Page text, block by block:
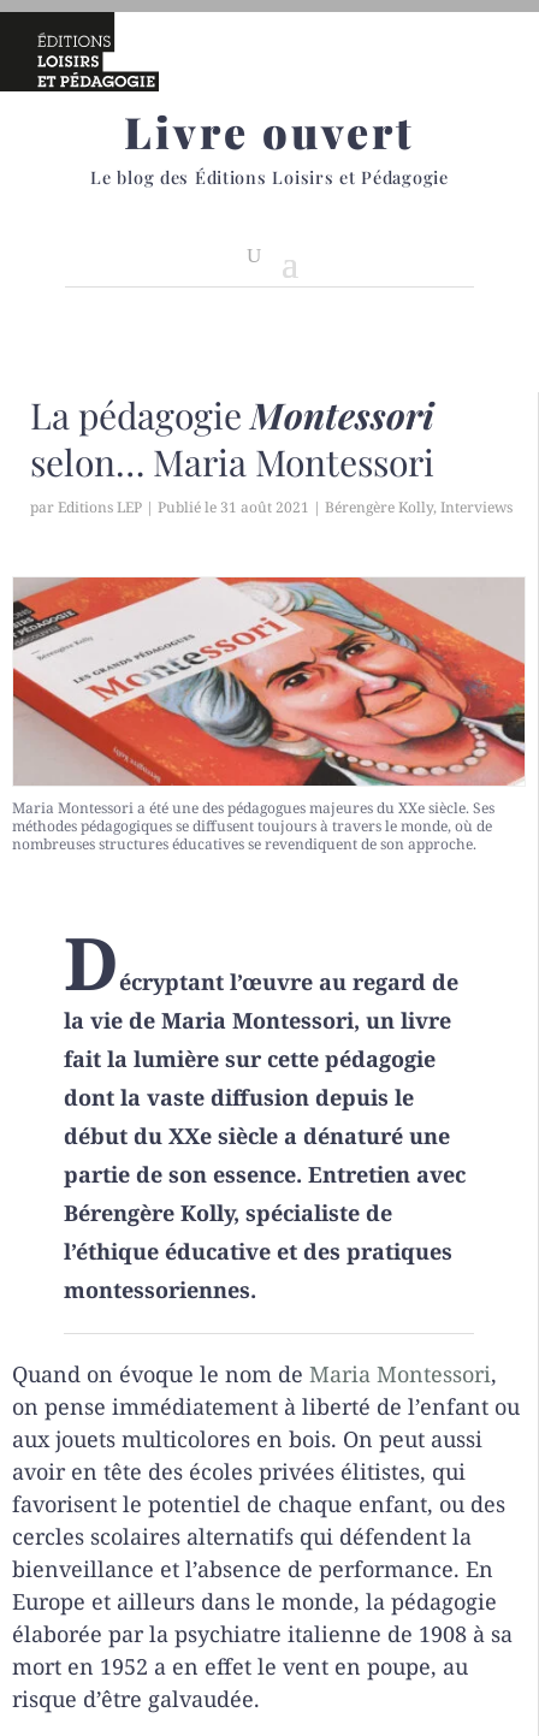
Livre ouvert
Le blog des Éditions Loisirs et Pédagogie
La pédagogieMontessori
selon… Maria Montessori
parEditions LEP | 31 août 2021 | Bérengère Kolly,Interviews
Maria Montessori a été une des pédagogues majeures du XXe siècle. Ses
méthodes pédagogiques se diffusent toujours à travers le monde, où de
nombreuses structures éducatives se revendiquent de son approche.
Décryptant l’œuvre au regard de
la vie de Maria Montessori, un livre
fait la lumière sur cette pédagogie
dont la vaste diffusion depuis le
début du XXe siècle a dénaturé une
partie de son essence. Entretien avec
Bérengère Kolly, spécialiste de
l’éthique éducative et des pratiques
montessoriennes.
Quand on évoque le nom de Maria Montessori,
on pense immédiatement à liberté de l’enfant ou
aux jouets multicolores en bois. On peut aussi
avoir en tête des écoles privées élitistes, qui
favorisent le potentiel de chaque enfant, ou des
cercles scolaires alternatifs qui défendent la
bienveillance et l’absence de performance. En
Europe et ailleurs dans le monde, la pédagogie
élaborée par la psychiatre italienne de 1908 à sa
mort en 1952 a en effet le vent en poupe, au
risque d’être galvaudée.